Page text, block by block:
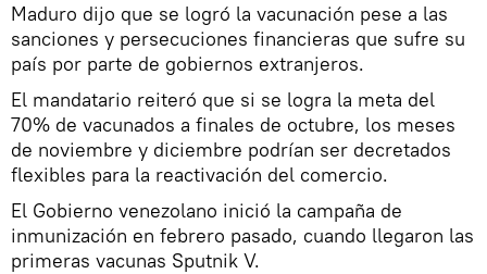
Maduro dijo que se logró la vacunación pese a las
sanciones y persecuciones financieras que sufre su
país por parte de gobiernos extranjeros.
El mandatario reiteró que si se logra la meta del
70% de vacunados a finales de octubre, los meses
de noviembre y diciembre podrían ser decretados
flexibles para la reactivación del comercio.
El Gobierno venezolano inició la campaña de
inmunización en febrero pasado, cuando llegaron las
primeras vacunas Sputnik V.